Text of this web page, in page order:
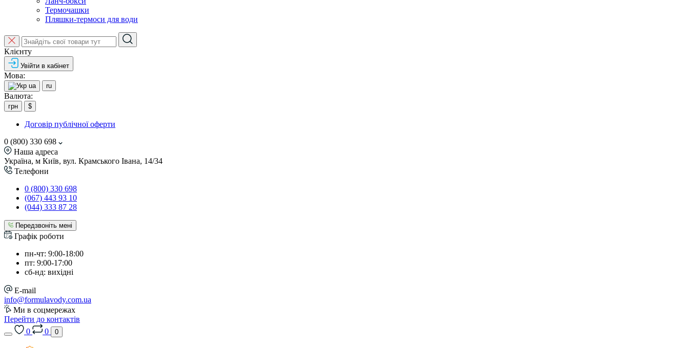
Термочашки
Пляшки-термоси для води
Клієнту
Увійти в кабінет
Мова:
ua ru
Валюта:
грн $
Договір публічної оферти
0 (800) 330 698
Наша адреса
Україна, м Київ, вул. Крамського Івана, 14/34
Телефони
0 (800) 330 698
(067) 443 93 10
(044) 333 87 28
Передзвоніть мені
Графік роботи
пн-чт: 9:00-18:00
пт: 9:00-17:00
сб-нд: вихідні
E-mail
info@formulavody.com.ua
Ми в соцмережах
Перейти до контактів
0
0 0